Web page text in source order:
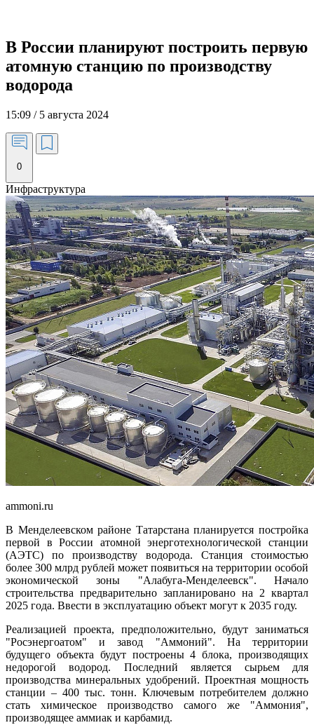
В России планируют построить первую
атомную станцию по производству
водорода
15:09 / 5 августа 2024
0
ammoni.ru
В Менделеевском районе Татарстана планируется постройка
первой в России атомной энерготехнологической станции
(АЭТС) по производству водорода. Станция стоимостью
более 300 млрд рублей может появиться на территории особой
экономической зоны "Алабуга-Менделеевск". Начало
строительства предварительно запланировано на 2 квартал
2025 года. Ввести в эксплуатацию объект могут к 2035 году.
Реализацией проекта, предположительно, будут заниматься
"Росэнергоатом" и завод "Аммоний". На территории
будущего объекта будут построены 4 блока, производящих
недорогой водород. Последний является сырьем для
производства минеральных удобрений. Проектная мощность
станции – 400 тыс. тонн. Ключевым потребителем должно
стать химическое производство самого же "Аммония",
производящее аммиак и карбамид.